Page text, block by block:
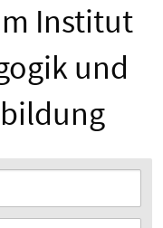
Institut
und